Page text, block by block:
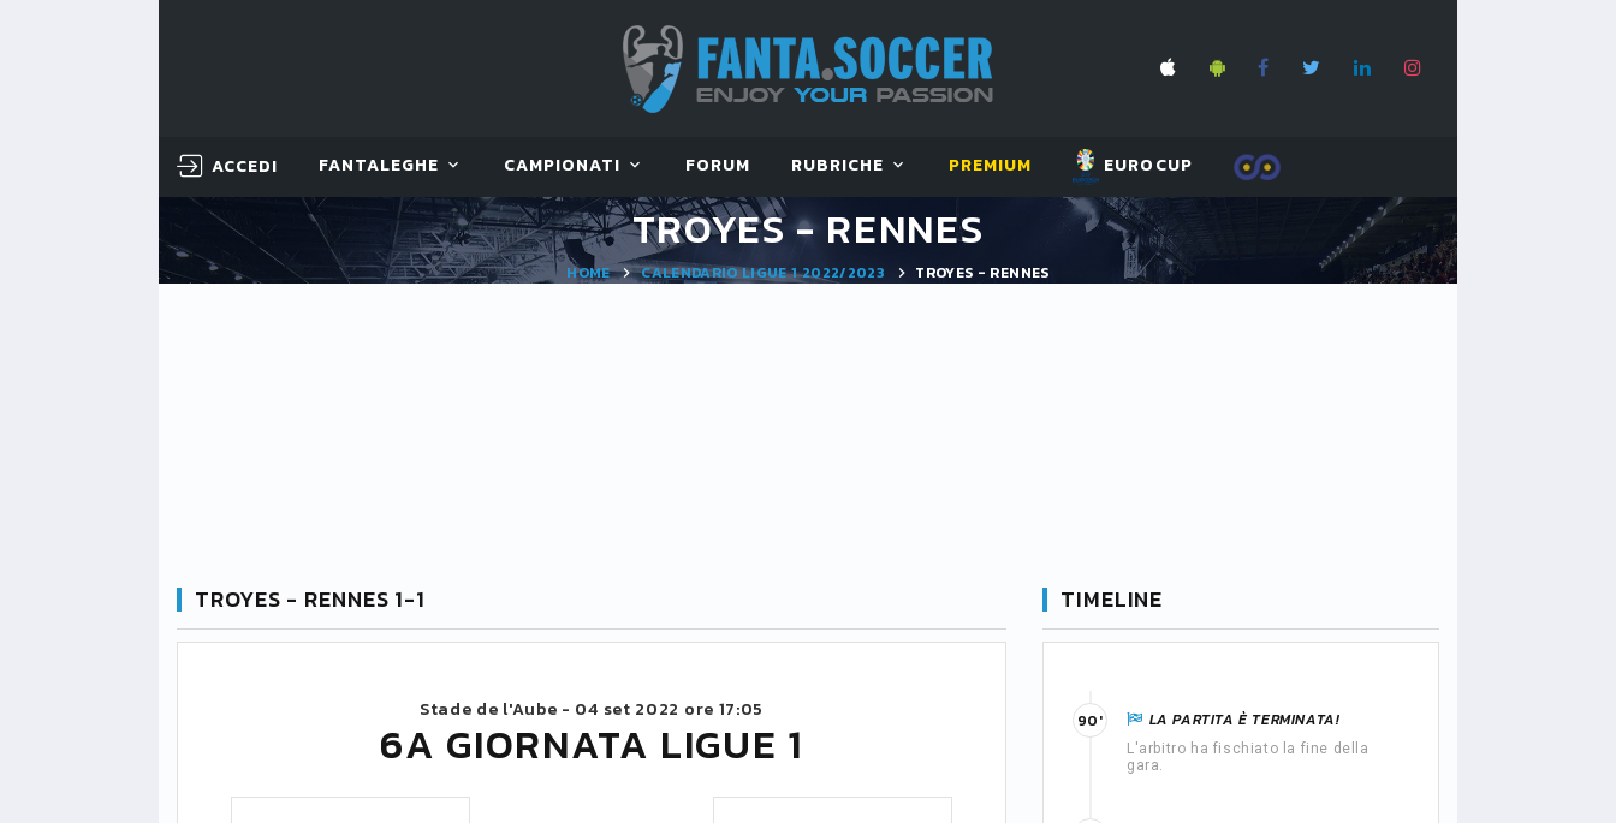
ACCEDI FANTALEGHE CAMPIONATI FORUM RUBRICHE PREMIUM EUROCUP
TROYES - RENNES
HOME CALENDARIO LIGUE 1 2022/2023 TROYES - RENNES
TROYES - RENNES 1-1
Stade de l'Aube - 04 set 2022 ore 17:05
6A GIORNATA LIGUE 1
TIMELINE
LA PARTITA È TERMINATA!
L'arbitro ha fischiato la fine della
gara.
90'